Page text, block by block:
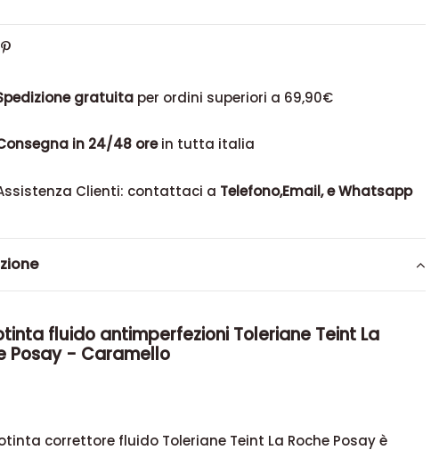
gratuitaper ordini superiori a 69,90€
in 24/48 orein tutta italia
Clienti: contattaci a Telefono,Email, e Whatsapp
fluido antimperfezioni Toleriane Teint La
Posay - Caramello
correttore fluido Toleriane Teint La Roche Posay è